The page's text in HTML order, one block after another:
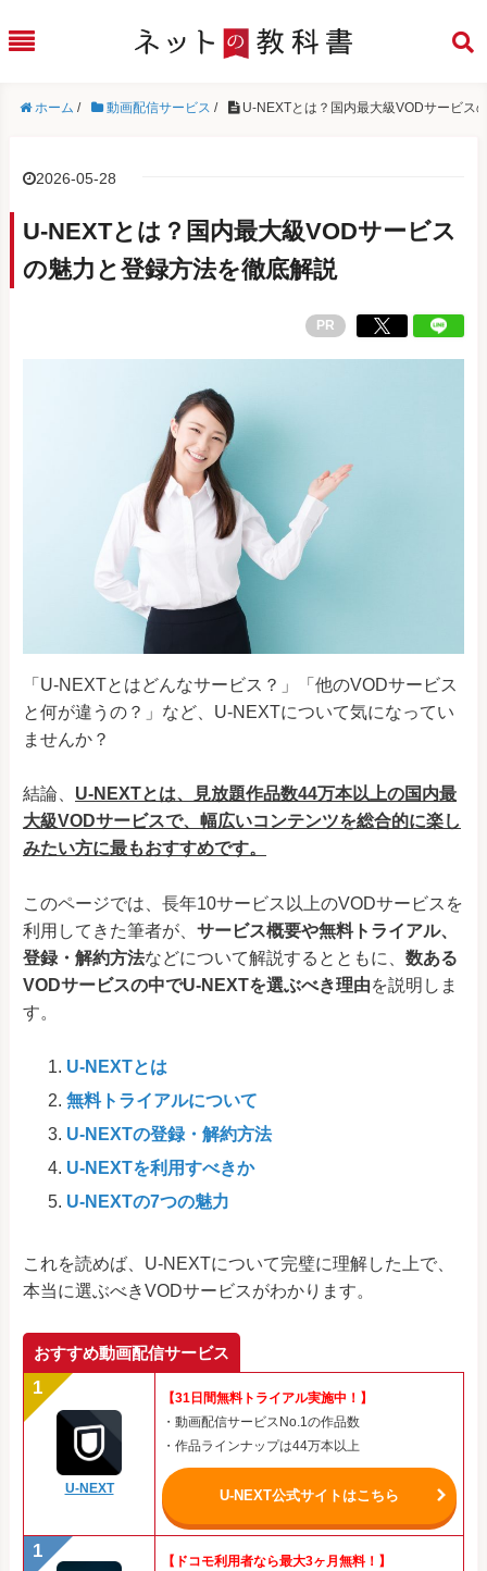
ホーム / 動画配信サービス / U-NEXTとは？国内最大級VODサービス
2026-05-28
U-NEXTとは？国内最大級VODサービス
の魅力と登録方法を徹底解説
PR
「U-NEXTとはどんなサービス？」「他のVODサービス
と何が違うの？」など、U-NEXTについて気になってい
ませんか？
結論、 U-NEXTとは、見放題作品数44万本以上の国内最
大級VODサービスで、幅広いコンテンツを総合的に楽し
みたい方に最もおすすめです。
このページでは、長年10サービス以上のVODサービスを
利用してきた筆者が、 サービス概要や無料トライアル、
登録・解約方法などについて解説するとともに、 数ある
VODサービスの中でU-NEXTを選ぶべき理由を説明しま
す。
U-NEXTとは
無料トライアルについて
U-NEXTの登録・解約方法
U-NEXTを利用すべきか
U-NEXTの7つの魅力
これを読めば、U-NEXTについて完璧に理解した上で、
本当に選ぶべきVODサービスがわかります。
おすすめ動画配信サービス
U-NEXT
【31日間無料トライアル実施中！】
・動画配信サービスNo.1の作品数
・作品ラインナップは44万本以上
U-NEXT公式サイトはこちら
【ドコモ利用者なら最大3ヶ月無料！】